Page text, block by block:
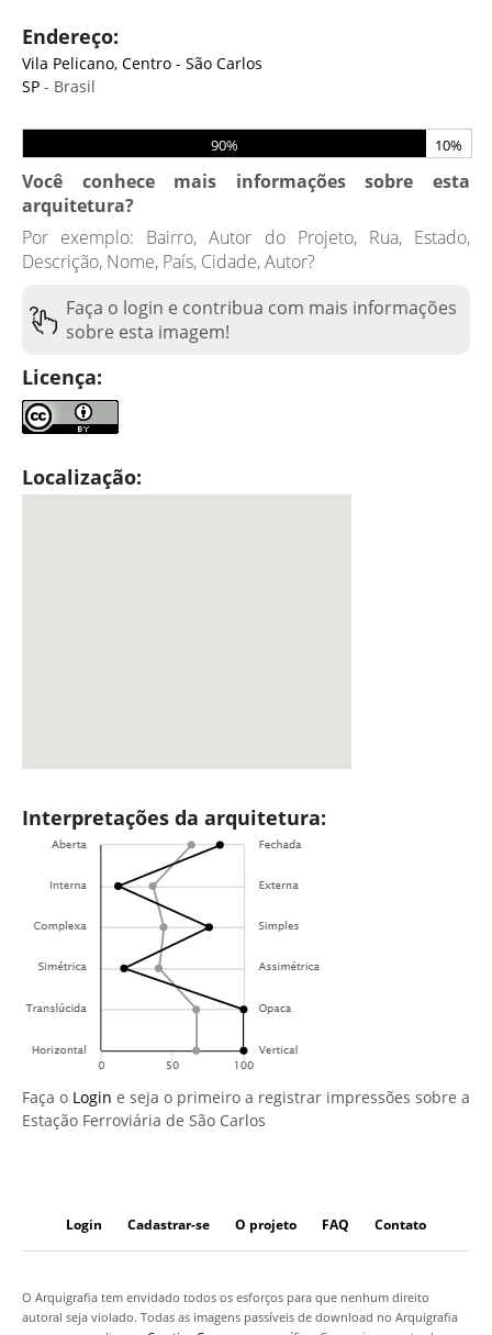
Endereço:
Vila Pelicano, Centro - São Carlos
SP - Brasil
90% 10%
Você conhece mais informações sobre esta
arquitetura?
Por exemplo: Bairro, Autor do Projeto, Rua, Estado,
Descrição, Nome, País, Cidade, Autor?
Faça o login e contribua com mais informações
sobre esta imagem!
Licença:
Localização:
Interpretações da arquitetura:
Faça o Login e seja o primeiro a registrar impressões sobre a
Estação Ferroviária de São Carlos
Login Cadastrar-se O projeto FAQ Contato
O Arquigrafia tem envidado todos os esforços para que nenhum direito
autoral seja violado. Todas as imagens passíveis de download no Arquigrafia